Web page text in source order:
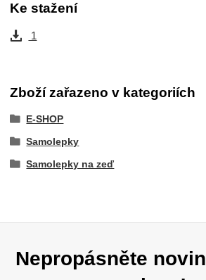
Ke stažení
1
Zboží zařazeno v kategoriích
E-SHOP
Samolepky
Samolepky na zeď
Nepropásněte